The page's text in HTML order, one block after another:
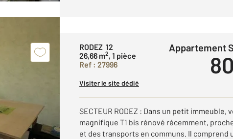
RODEZ 12
26,66 m2, 1 pièce
Ref : 27996
Appartement
Visiter le site dédié
SECTEUR RODEZ : Dans un petit immeuble,
magnifique T1 bis rénové récemment,
et des transports en communs. Il comprend